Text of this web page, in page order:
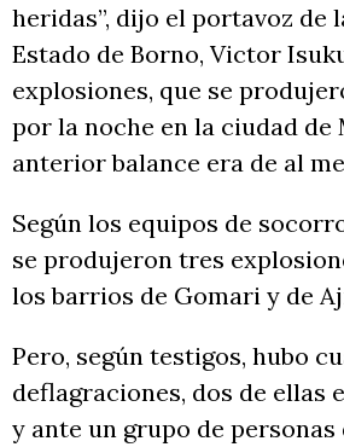
heridas”, dijo el portavoz de
Estado de Borno, Victor
explosiones, que se
por la noche en la ciudad de
anterior balance era de al
Según los equipos de
se produjeron tres
los barrios de Gomari y de
Pero, según testigos, hubo
deflagraciones, dos de ellas
y ante un grupo de personas